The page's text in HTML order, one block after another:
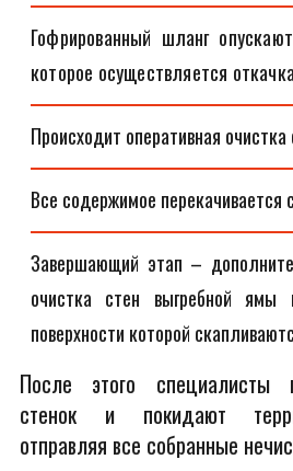
Гофрированный шланг
которое осуществляется
Происходит оперативная очистка
Все содержимое перекачивается
Завершающий этап –
очистка стен выгребной ямы
поверхности которой
После этого специалисты
стенок и покидают
отправляя все собранные